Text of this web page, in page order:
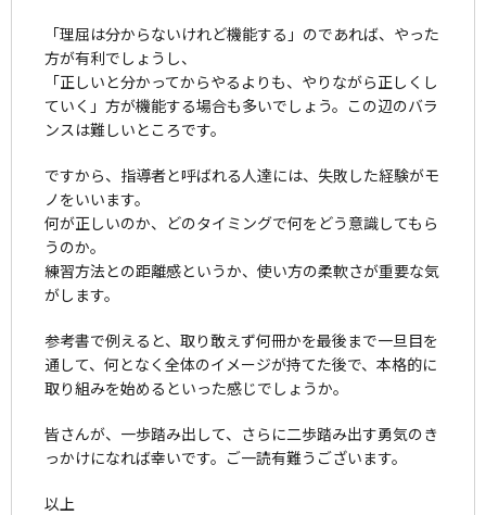
「理屈は分からないけれど機能する」のであれば、やった
方が有利でしょうし、
「正しいと分かってからやるよりも、やりながら正しくし
ていく」方が機能する場合も多いでしょう。この辺のバラ
ンスは難しいところです。
ですから、指導者と呼ばれる人達には、失敗した経験がモ
ノをいいます。
何が正しいのか、どのタイミングで何をどう意識してもら
うのか。
練習方法との距離感というか、使い方の柔軟さが重要な気
がします。
参考書で例えると、取り敢えず何冊かを最後まで一旦目を
通して、何となく全体のイメージが持てた後で、本格的に
取り組みを始めるといった感じでしょうか。
皆さんが、一歩踏み出して、さらに二歩踏み出す勇気のき
っかけになれば幸いです。ご一読有難うございます。
以上